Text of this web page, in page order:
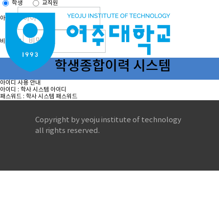
학생 교직원
아이디
비밀번호
아이디 사용 안내
아이디 : 학사 시스템 아이디
패스워드 : 학사 시스템 패스워드
Copyright by yeoju institute of technology
all rights reserved.